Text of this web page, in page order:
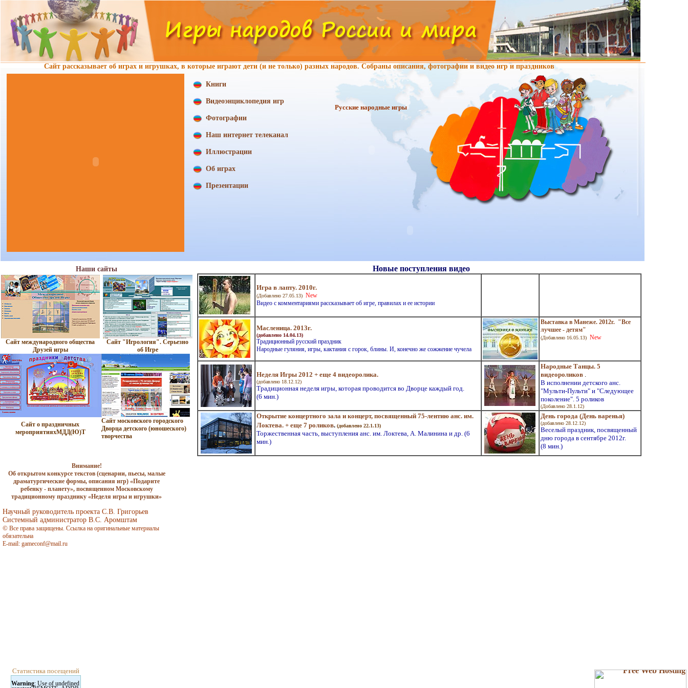
Книги
Видеоэнциклопедия игр
Фотографии
Наш интернет телеканал
Иллюстрации
Об играх
Презентации
Наши сайты
Сайт международного общества
Друзей игры
Cайт "Игрология". Серьезно
об Игре
Сайт о праздничных
мероприятияхМДД(Ю)Т
Сайт московского городского
Дворца детского (юношеского)
творчества
Статистика посещений
Сайт рассказывает об играх и игрушках, в которые играют дети (и не только) разных народов. Собраны описания, фотографии и видео игр и праздников
Внимание!
Об открытом конкурсе текстов (сценарии, пьесы, малые
драматургические формы, описания игр) «Подарите
ребенку - планету», посвя­щенном Московскому
традиционному празднику «Неделя игры и игрушки»
Научный руководитель проекта С.В. Григорьев
Системный администратор В.С. Аромштам
© Все права защищены. Ссылка на оригинальные материалы
обязательна
E-mail: gameconf@mail.ru
Новые поступления видео
Игра в лапту. 2010г.
(Добавлено 27.05.13) New
Видео с комментариями рассказывает об игре, правилах и ее истории
Масленица. 2013г.
(добавлено 14.04.13)
Традиционный русский праздник
Народные гуляния, игры, кактания с горок, блины. И, конечно же сожжение чучела
Выставка в Манеже. 2012г. "Все
лучшее - детям"
(Добавлено 16.05.13) New
Неделя Игры 2012 + еще 4 видеоролика.
(добавлено 18.12.12)
Традиционная неделя игры, которая проводится во Дворце каждый год.
(6 мин.)
Народные Танцы. 5
видеороликов .
В исполнении детского анс.
"Мульти-Пульти" и "Следующее
поколение". 5 роликов
(Добавлено 28.1.12)
Открытие концертного зала и концерт, посвященный 75-лентию анс. им.
Локтева. + еще 7 роликов. (добавлено 22.1.13)
Торжественная часть, выступления анс. им. Локтева, А. Малинина и др. (6
мин.)
День города (День варенья)
(добавлено 28.12.12)
Веселый праздник, посвященный
дню города в сентябре 2012г.
(8 мин.)
Русские народные игры